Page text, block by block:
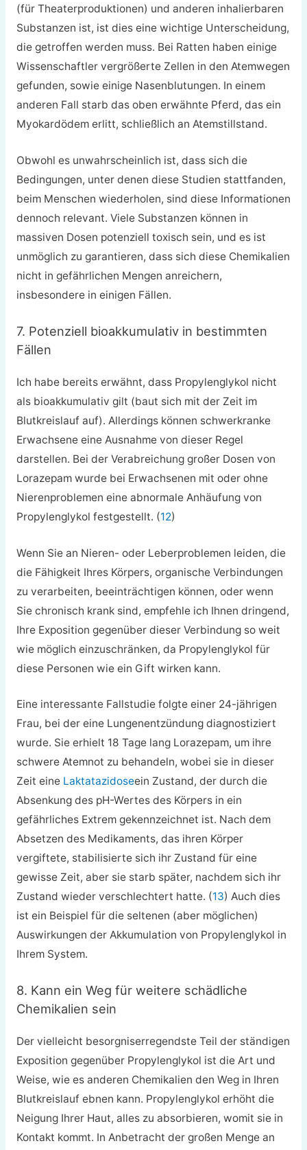
(für Theaterproduktionen) und anderen inhalierbaren
Substanzen ist, ist dies eine wichtige Unterscheidung,
die getroffen werden muss. Bei Ratten haben einige
Wissenschaftler vergrößerte Zellen in den Atemwegen
gefunden, sowie einige Nasenblutungen. In einem
anderen Fall starb das oben erwähnte Pferd, das ein
Myokardödem erlitt, schließlich an Atemstillstand.
Obwohl es unwahrscheinlich ist, dass sich die
Bedingungen, unter denen diese Studien stattfanden,
beim Menschen wiederholen, sind diese Informationen
dennoch relevant. Viele Substanzen können in
massiven Dosen potenziell toxisch sein, und es ist
unmöglich zu garantieren, dass sich diese Chemikalien
nicht in gefährlichen Mengen anreichern,
insbesondere in einigen Fällen.
7. Potenziell bioakkumulativ in bestimmten
Fällen
Ich habe bereits erwähnt, dass Propylenglykol nicht
als bioakkumulativ gilt (baut sich mit der Zeit im
Blutkreislauf auf). Allerdings können schwerkranke
Erwachsene eine Ausnahme von dieser Regel
darstellen. Bei der Verabreichung großer Dosen von
Lorazepam wurde bei Erwachsenen mit oder ohne
Nierenproblemen eine abnormale Anhäufung von
Propylenglykol festgestellt. (12)
Wenn Sie an Nieren- oder Leberproblemen leiden, die
die Fähigkeit Ihres Körpers, organische Verbindungen
zu verarbeiten, beeinträchtigen können, oder wenn
Sie chronisch krank sind, empfehle ich Ihnen dringend,
Ihre Exposition gegenüber dieser Verbindung so weit
wie möglich einzuschränken, da Propylenglykol für
diese Personen wie ein Gift wirken kann.
Eine interessante Fallstudie folgte einer 24-jährigen
Frau, bei der eine Lungenentzündung diagnostiziert
wurde. Sie erhielt 18 Tage lang Lorazepam, um ihre
schwere Atemnot zu behandeln, wobei sie in dieser
Zeit eine Laktatazidoseein Zustand, der durch die
Absenkung des pH-Wertes des Körpers in ein
gefährliches Extrem gekennzeichnet ist. Nach dem
Absetzen des Medikaments, das ihren Körper
vergiftete, stabilisierte sich ihr Zustand für eine
gewisse Zeit, aber sie starb später, nachdem sich ihr
Zustand wieder verschlechtert hatte. (13) Auch dies
ist ein Beispiel für die seltenen (aber möglichen)
Auswirkungen der Akkumulation von Propylenglykol in
Ihrem System.
8. Kann ein Weg für weitere schädliche
Chemikalien sein
Der vielleicht besorgniserregendste Teil der ständigen
Exposition gegenüber Propylenglykol ist die Art und
Weise, wie es anderen Chemikalien den Weg in Ihren
Blutkreislauf ebnen kann. Propylenglykol erhöht die
Neigung Ihrer Haut, alles zu absorbieren, womit sie in
Kontakt kommt. In Anbetracht der großen Menge an